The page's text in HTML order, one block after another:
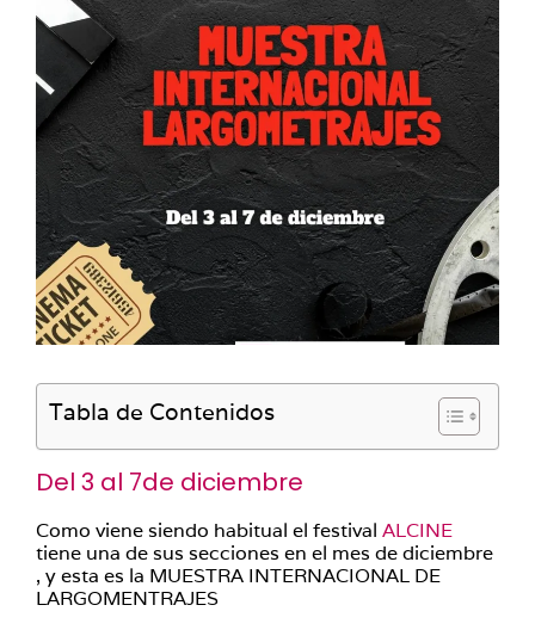
Tabla de Contenidos
Del 3 al 7de diciembre
Como viene siendo habitual el festival ALCINE
tiene una de sus secciones en el mes de diciembre
, y esta es la MUESTRA INTERNACIONAL DE
LARGOMENTRAJES